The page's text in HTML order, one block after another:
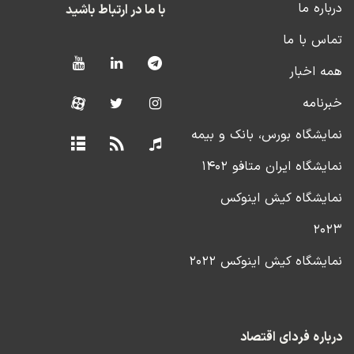
می‌شود.
شما چه تجربیاتی از عدم رعایت این اصل سرمایه‌گذاری
داشته‌اید؟
درباره ما
تماس با ما
همه اخبار
خبرنامه
نمایشگاه بورس، بانک و بیمه
نمایشگاه ایران متافو ۱۴۰۲
نمایشگاه کیش اینوکس
۲۰۲۳
نمایشگاه کیش اینوکس ۲۰۲۲
با ما در ارتباط باشید
درباره فردای اقتصاد